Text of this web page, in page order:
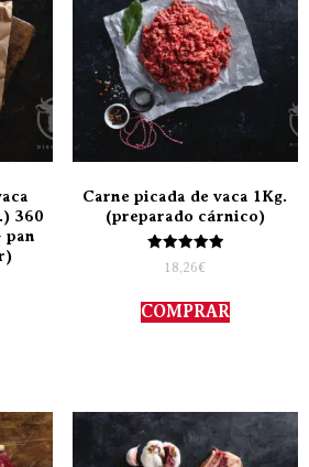
360
pan
Carne picada de vaca 1Kg.
(preparado cárnico)
Valorado
con
de 5
18,26€
COMPRAR